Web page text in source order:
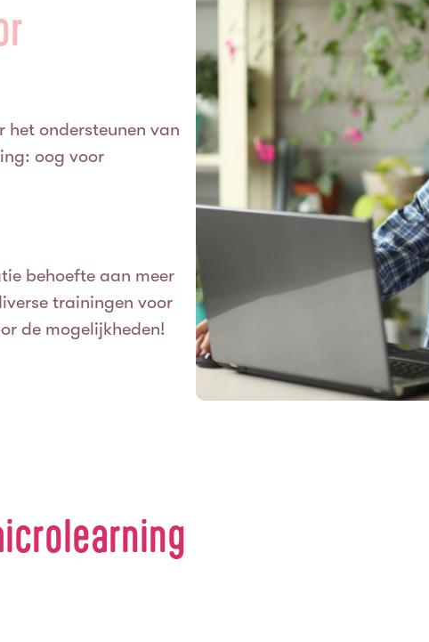
het ondersteunen van
oog voor
behoefte aan meer
trainingen voor
de mogelijkheden!